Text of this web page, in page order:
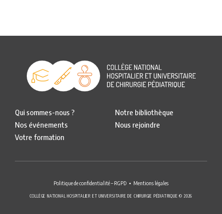
Qui sommes-nous ?
Nos événements
Votre formation
Notre bibliothèque
Nous rejoindre
Politique de confidentialité – RGPD Mentions légales
COLLÈGE NATIONAL HOSPITALIER ET UNIVERSITAIRE DE CHIRURGIE PÉDIATRIQUE © 2026